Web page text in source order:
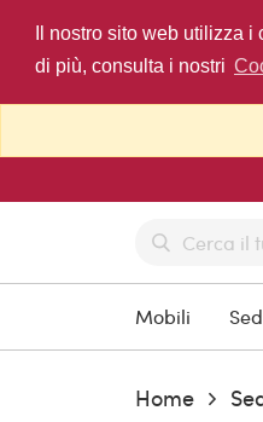
Il nostro sito web utilizza
di più, consulta i nostri
Mobili
Home